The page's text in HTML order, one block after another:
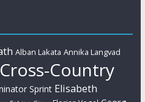
Alban Lakata Annika Langvad
Cross-Country
Sprint Elisabeth